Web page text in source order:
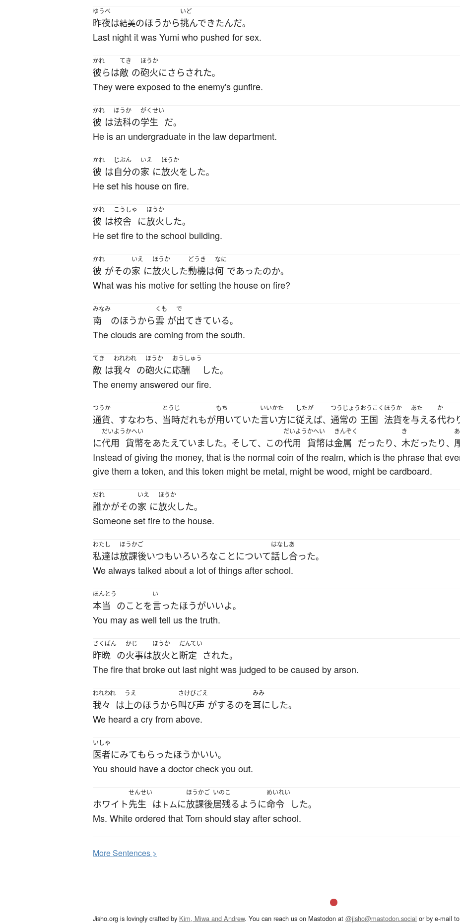
ゆうべ
昨夜は結美のほうから
いど
挑んできたんだ。
Last night it was Yumi who pushed for sex.
かれ
彼らは
てき
敵 の
ほうか
砲火にさらされた。
They were exposed to the enemy's gunfire.
かれ
彼 は
ほうか
法科の
がくせい
学生 だ。
He is an undergraduate in the law department.
かれ
彼 は
じぶん
自分の
いえ
家 に
ほうか
放火を した。
He set his house on fire.
かれ
彼 は
こうしゃ
校舎 に
ほうか
放火 した。
He set fire to the school building.
かれ
彼 がその
いえ
家 に
ほうか
放火 した
どうき
動機は
なに
何 であったのか。
What was his motive for setting the house on fire?
みなみ
南 のほうから
くも
雲 が
で
出て きている。
The clouds are coming from the south.
てき
敵 は
われわれ
我々 の
ほうか
砲火に
おうしゅう
応酬 した。
The enemy answered our fire.
つうか
通貨、 すなわち、
とうじ
当時だれもが
もち
用いていた
いいかた
言い方に
したが
従えば、
つうじょう
通常の
おうこく
王国
ほうか
法貨を
あた
与える
か
代わ
に
だいよう
代用
かへい
貨幣をあたえていました。 そして、 この
だいよう
代用
かへい
貨幣は
きんぞく
金属 だったり、
き
木だったり、
Instead of giving the money, that is the normal coin of the realm, which is the phrase that
give them a token, and this token might be metal, might be wood, might be cardboard.
だれ
誰かがその
いえ
家 に
ほうか
放火 した。
Someone set fire to the house.
わたし
私達は
ほうかご
放課後いつもいろいろなことについて
はなしあ
話し合った。
We always talked about a lot of things after school.
ほんとう
本当 のことを
い
言ったほうがいいよ。
You may as well tell us the truth.
さくばん
昨晩 の
かじ
火事は
ほうか
放火と
だんてい
断定 された。
The fire that broke out last night was judged to be caused by arson.
われわれ
我々 は
うえ
上のほうから
さけびごえ
叫び声 がするのを
みみ
耳にした。
We heard a cry from above.
いしゃ
医者にみてもらったほうかいい。
You should have a doctor check you out.
ホワイト
せんせい
先生 は トムに
ほうかご
放課後
いのこ
居残るように
めいれい
命令 した。
Ms. White ordered that Tom should stay after school.
MoreSentences >
Jisho.org is lovingly crafted by Kim, Miwa and Andrew. You can reach us on Mastodon at @jisho@mastodon.social or by e-mail to